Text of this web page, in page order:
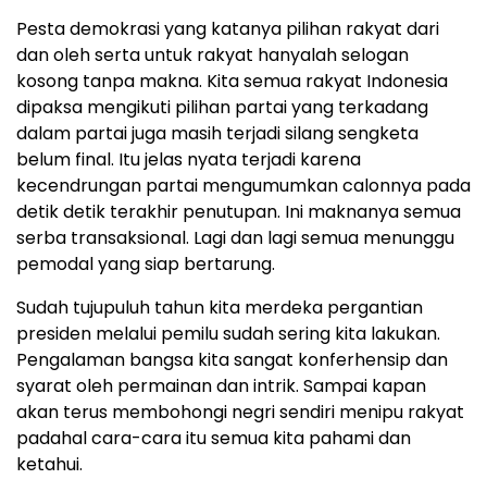
Pesta demokrasi yang katanya pilihan rakyat dari
dan oleh serta untuk rakyat hanyalah selogan
kosong tanpa makna. Kita semua rakyat Indonesia
dipaksa mengikuti pilihan partai yang terkadang
dalam partai juga masih terjadi silang sengketa
belum final. Itu jelas nyata terjadi karena
kecendrungan partai mengumumkan calonnya pada
detik detik terakhir penutupan. Ini maknanya semua
serba transaksional. Lagi dan lagi semua menunggu
pemodal yang siap bertarung.
Sudah tujupuluh tahun kita merdeka pergantian
presiden melalui pemilu sudah sering kita lakukan.
Pengalaman bangsa kita sangat konferhensip dan
syarat oleh permainan dan intrik. Sampai kapan
akan terus membohongi negri sendiri menipu rakyat
padahal cara-cara itu semua kita pahami dan
ketahui.